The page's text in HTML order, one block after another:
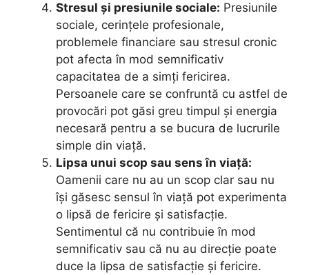
Stresul și presiunile sociale: Presiunile
sociale, cerințele profesionale,
problemele financiare sau stresul cronic
pot afecta în mod semnificativ
capacitatea de a simți fericirea.
Persoanele care se confruntă cu astfel de
provocări pot găsi greu timpul și energia
necesară pentru a se bucura de lucrurile
simple din viață.
Lipsa unui scop sau sens în viață:
Oamenii care nu au un scop clar sau nu
își găsesc sensul în viață pot experimenta
o lipsă de fericire și satisfacție.
Sentimentul că nu contribuie în mod
semnificativ sau că nu au direcție poate
duce la lipsa de satisfacție și fericire.